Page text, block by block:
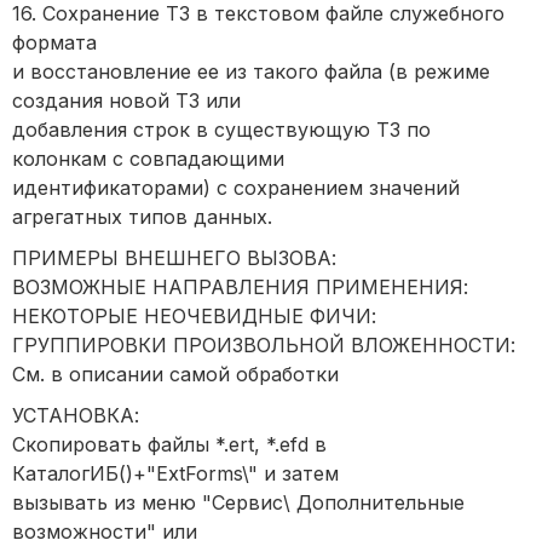
16. Сохранение ТЗ в текстовом файле служебного
формата
и восстановление ее из такого файла (в режиме
создания новой ТЗ или
добавления строк в существующую ТЗ по
колонкам с совпадающими
идентификаторами) с сохранением значений
агрегатных типов данных.
ПРИМЕРЫ ВНЕШНЕГО ВЫЗОВА:
ВОЗМОЖНЫЕ НАПРАВЛЕНИЯ ПРИМЕНЕНИЯ:
НЕКОТОРЫЕ НЕОЧЕВИДНЫЕ ФИЧИ:
ГРУППИРОВКИ ПРОИЗВОЛЬНОЙ ВЛОЖЕННОСТИ:
См. в описании самой обработки
УСТАНОВКА:
Скопировать файлы *.ert, *.efd в
КаталогИБ()+"ExtForms\" и затем
вызывать из меню "Сервис\ Дополнительные
возможности" или